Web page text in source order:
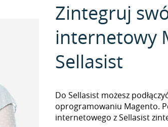
Zintegruj
internetowy
Sellasist
Do Sellasist możesz
oprogramowaniu Magento.
internetowego z Sellasist